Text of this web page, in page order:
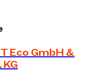
Eco GmbH &
KG